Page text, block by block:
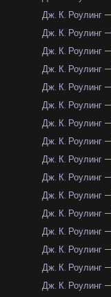
Дж. К. Роулинг
Дж. К. Роулинг
Дж. К. Роулинг
Дж. К. Роулинг
Дж. К. Роулинг
Дж. К. Роулинг
Дж. К. Роулинг
Дж. К. Роулинг
Дж. К. Роулинг
Дж. К. Роулинг
Дж. К. Роулинг
Дж. К. Роулинг
Дж. К. Роулинг
Дж. К. Роулинг
Дж. К. Роулинг
Дж. К. Роулинг